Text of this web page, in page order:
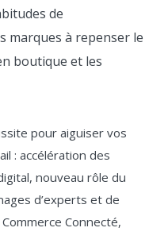
de
marques à repenser le
boutique et les
pour aiguiser vos
: accélération des
nouveau rôle du
d’experts et de
Connecté,